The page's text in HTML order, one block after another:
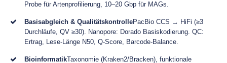
Probe für Artenprofilierung, 10–20 Gbp für MAGs.
Basisabgleich & QualitätskontrollePacBio CCS → HiFi (≥3
Durchläufe, QV ≥30). Nanopore: Dorado Basiskodierung. QC:
Ertrag, Lese-Länge N50, Q-Score, Barcode-Balance.
BioinformatikTaxonomie (Kraken2/Bracken), funktionale